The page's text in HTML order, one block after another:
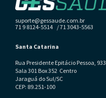
suporte@gessaude.com.br
71 9 8124-5514 / 71 3043-5563
Santa Catarina
Rua Presidente Epitácio Pessoa, 933
Sala 301 Box 352 Centro
Jaraguá do Sul/SC
CEP: 89.251-100